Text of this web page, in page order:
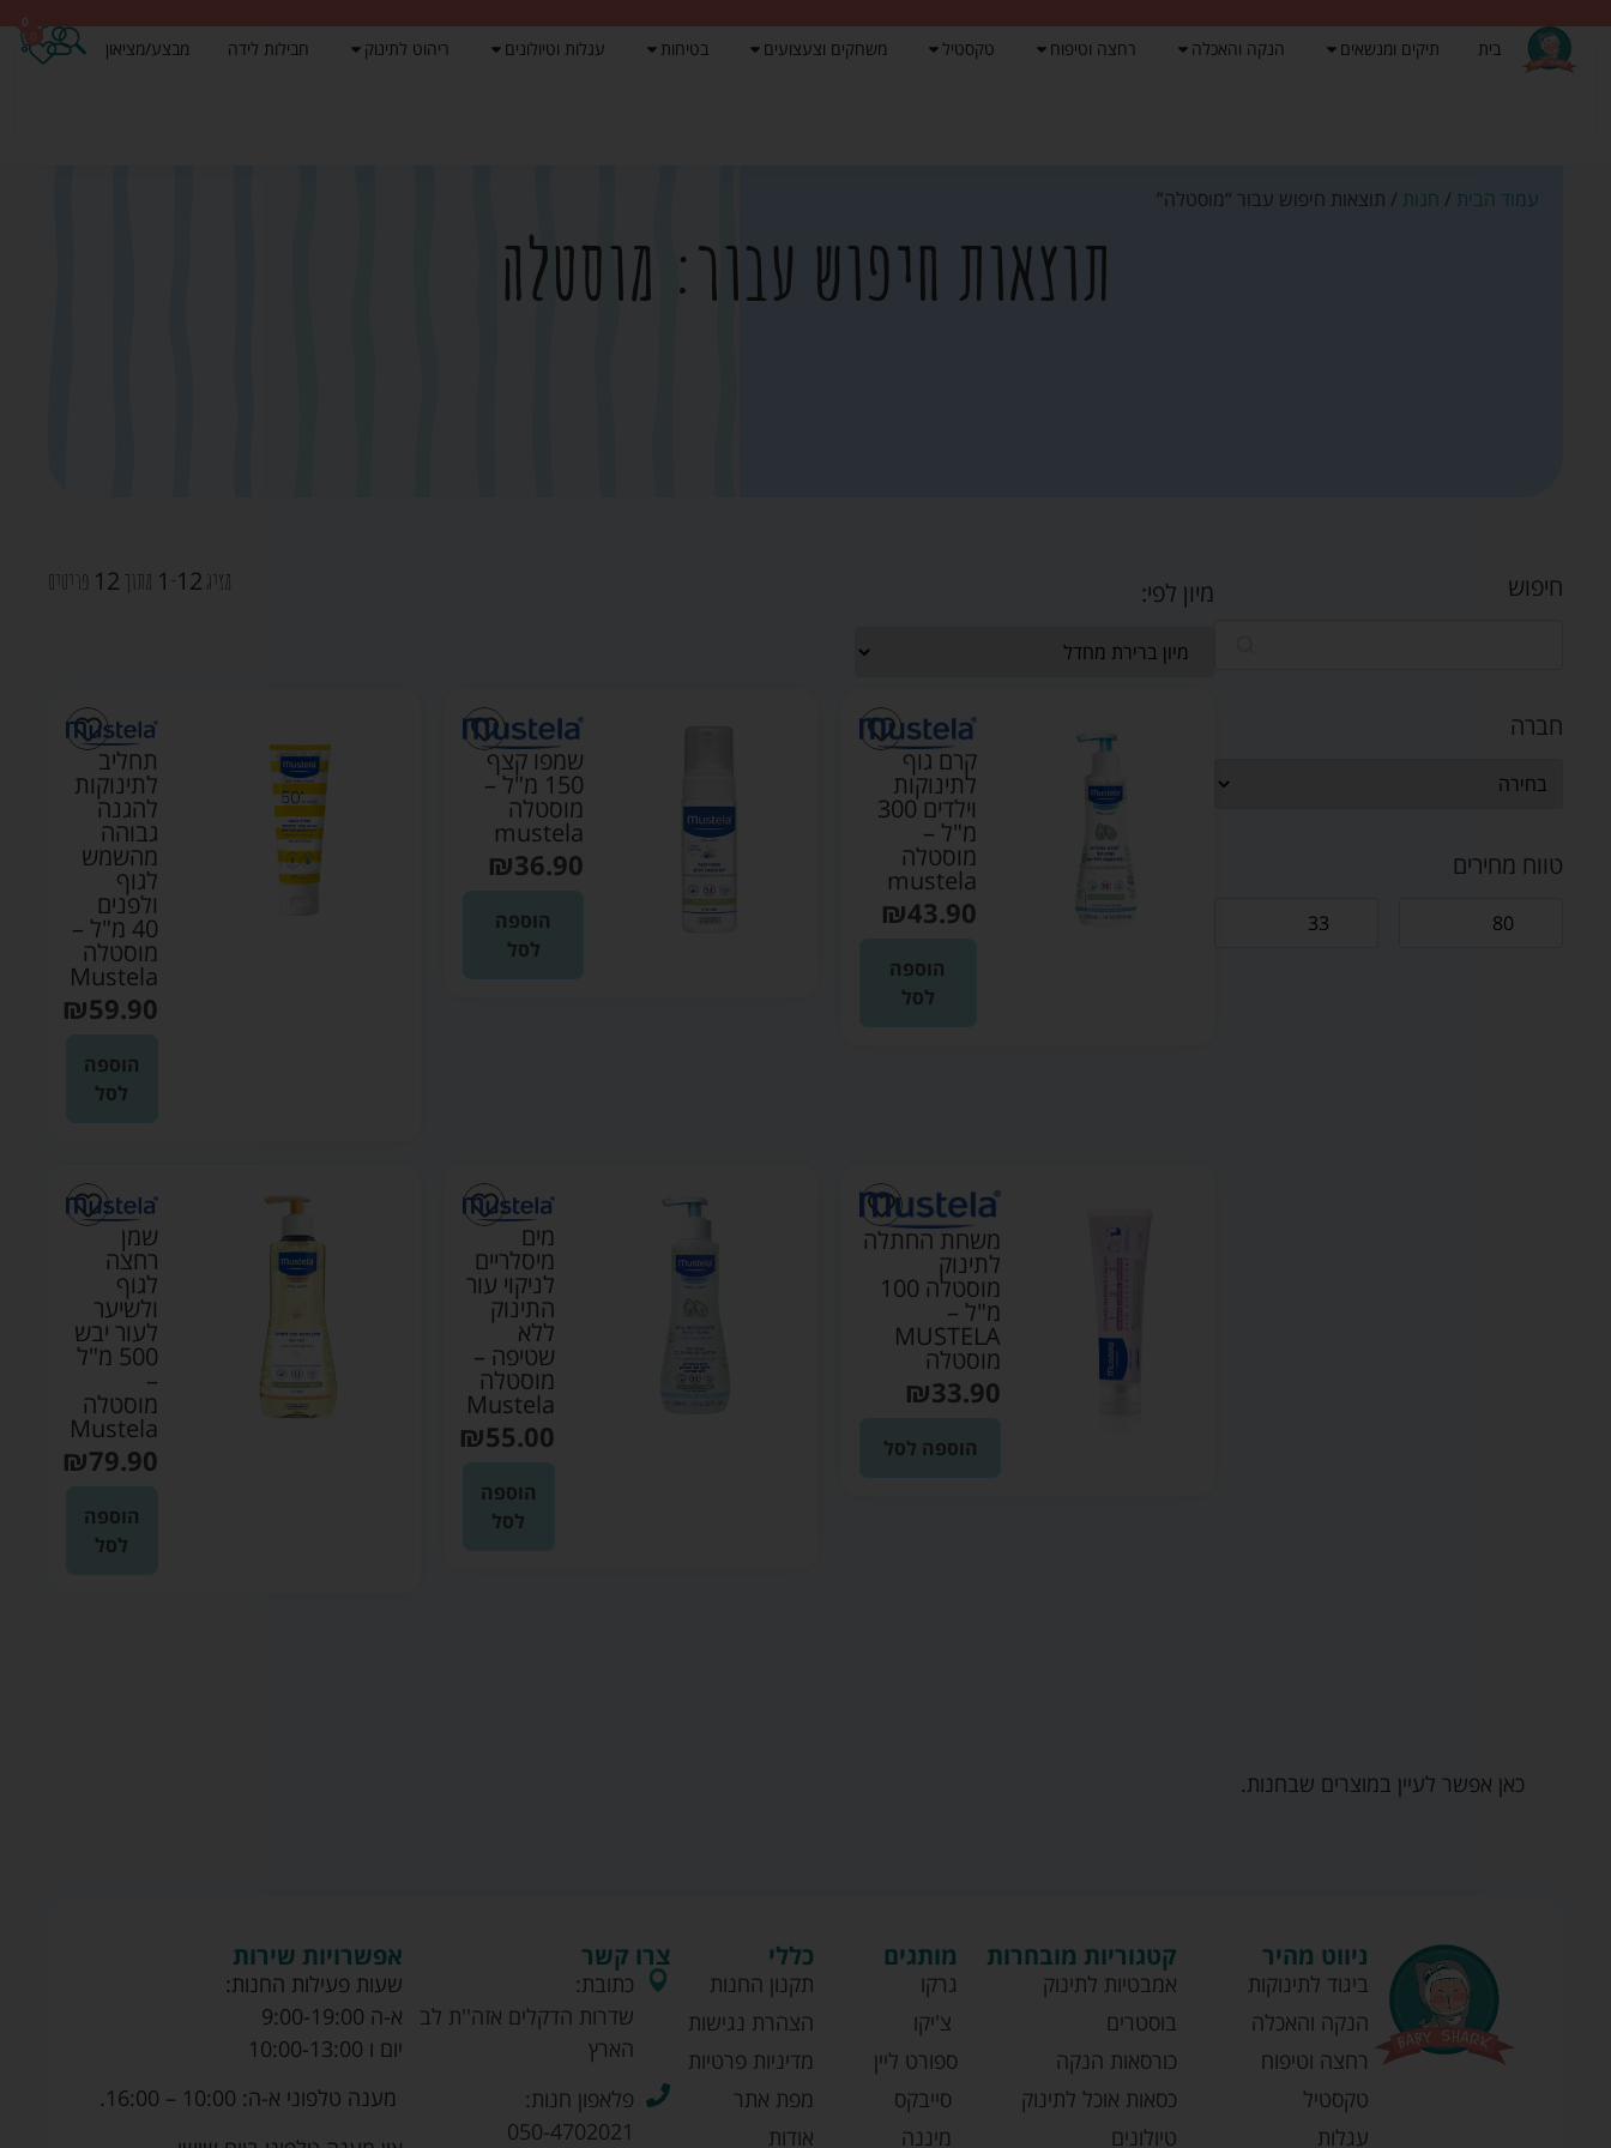
בית תיקים ומנשאים הנקה והאכלה רחצה וטיפוח טקסטיל משחקים וצעצועים בטיחות עגלות וטיולונים ריהוט לתינוק חבילות לידה מבצע/מציאון
0
עמוד הבית / חנות / תוצאות חיפוש עבור “מוסטלה”
תוצאות חיפוש עבור: מוסטלה
חיפוש
חברה
טווח מחירים
מיון לפי: מציג 1 -12 מתוך 12 פריטים
קרם גוף
לתינוקות
וילדים 300
מ"ל –
מוסטלה
mustela
₪43.90
הוספה
לסל
שמפו קצף
150 מ"ל –
מוסטלה
mustela
₪36.90
הוספה
לסל
תחליב
לתינוקות
להגנה
גבוהה
מהשמש
לגוף
ולפנים
40 מ"ל –
מוסטלה
Mustela
₪59.90
הוספה
לסל
משחת החתלה
לתינוק
מוסטלה 100
מ"ל –
MUSTELA
מוסטלה
₪33.90
הוספה לסל
מים
מיסלריים
לניקוי עור
התינוק
ללא
שטיפה –
מוסטלה
Mustela
₪55.00
הוספה
לסל
שמן
רחצה
לגוף
ולשיער
לעור יבש
500 מ"ל
–
מוסטלה
Mustela
₪79.90
הוספה
לסל
כאן אפשר לעיין במוצרים שבחנות.
ניווט מהיר
ביגוד לתינוקות
הנקה והאכלה
רחצה וטיפוח
טקסטיל
עגלות
קטגוריות מובחרות
אמבטיות לתינוק
בוסטרים
כורסאות הנקה
כסאות אוכל לתינוק
טיולונים
מותגים
גרקו
צ'יקו
ספורט ליין
סייבקס
מיננה
כללי
תקנון החנות
הצהרת נגישות
מדיניות פרטיות
מפת אתר
אודות
צרו קשר
כתובת:
שדרות הדקלים אזה''ת לב
הארץ
פלאפון חנות:
050-4702021
אפשרויות שירות
שעות פעילות החנות:
א-ה 9:00-19:00
יום ו 10:00-13:00
מענה טלפוני א-ה: 10:00 – 16:00.